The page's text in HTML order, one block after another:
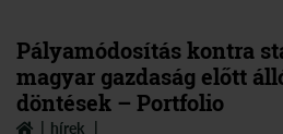
Pályamódosítás kontra
magyar gazdaság előtt
döntések – Portfolio
hírek